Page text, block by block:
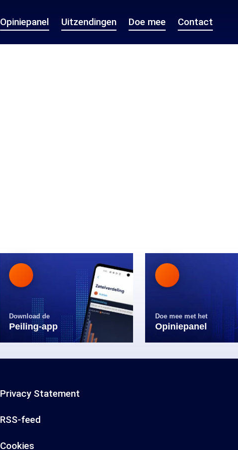
Opiniepanel Uitzendingen Doe mee Contact
Download de
Peiling-app
Doe mee met het
Opiniepanel
Privacy Statement
RSS-feed
Cookies